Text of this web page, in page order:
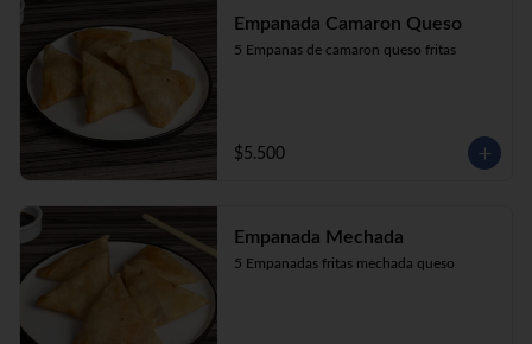
Empanada Camaron Queso
5 Empanas de camaron queso fritas
$5.500
Empanada Mechada
5 Empanadas fritas mechada queso